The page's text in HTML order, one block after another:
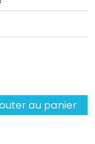
au panier